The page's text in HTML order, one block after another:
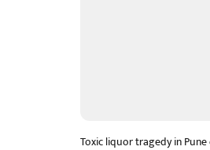
Toxic liquor tragedy in